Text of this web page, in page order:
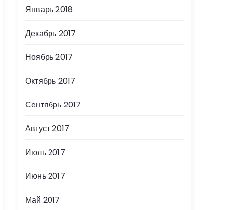
Январь 2018
Декабрь 2017
Ноябрь 2017
Октябрь 2017
Сентябрь 2017
Август 2017
Июль 2017
Июнь 2017
Май 2017